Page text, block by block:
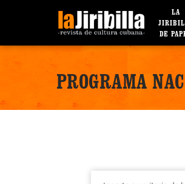
LA
DE
PROGRAMA